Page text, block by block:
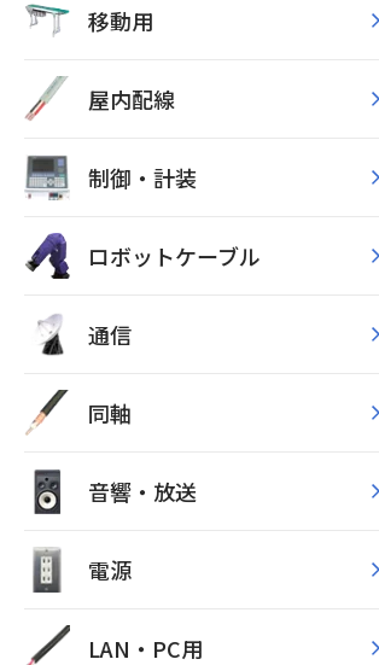
移動用
屋内配線
制御・計装
ロボットケーブル
通信
同軸
音響・放送
電源
LAN・PC用